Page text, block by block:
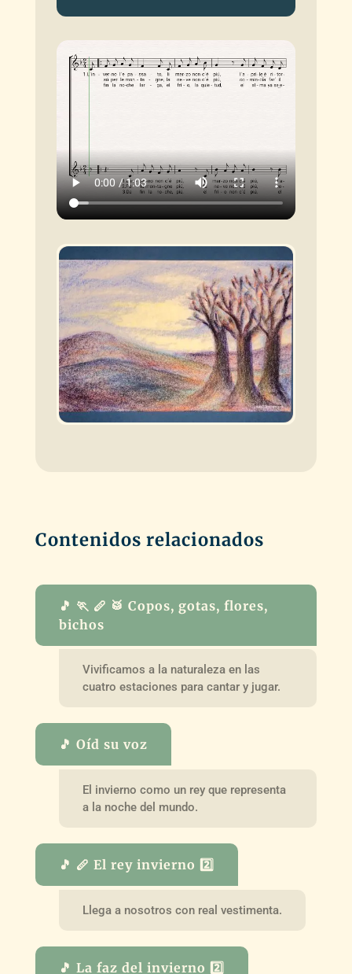
Contenidos relacionados
🎵 🏃 🪈 🥁 Copos, gotas, flores,
bichos
Vivificamos a la naturaleza en las
cuatro estaciones para cantar y jugar.
🎵 Oíd su voz
El invierno como un rey que representa
a la noche del mundo.
🎵 🪈 El rey invierno 2️⃣
Llega a nosotros con real vestimenta.
🎵 La faz del invierno 2️⃣